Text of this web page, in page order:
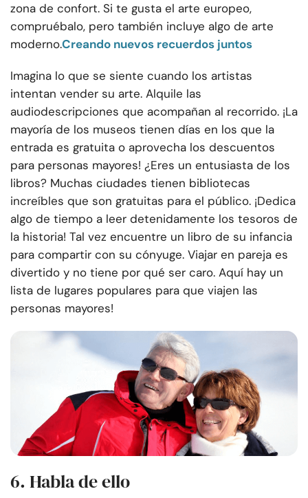
zona de confort. Si te gusta el arte europeo,
compruébalo, pero también incluye algo de arte
moderno.Creando nuevos recuerdos juntos
Imagina lo que se siente cuando los artistas
intentan vender su arte. Alquile las
audiodescripciones que acompañan al recorrido. ¡La
mayoría de los museos tienen días en los que la
entrada es gratuita o aprovecha los descuentos
para personas mayores! ¿Eres un entusiasta de los
libros? Muchas ciudades tienen bibliotecas
increíbles que son gratuitas para el público. ¡Dedica
algo de tiempo a leer detenidamente los tesoros de
la historia! Tal vez encuentre un libro de su infancia
para compartir con su cónyuge. Viajar en pareja es
divertido y no tiene por qué ser caro. Aquí hay un
lista de lugares populares para que viajen las
personas mayores!
6. Habla de ello